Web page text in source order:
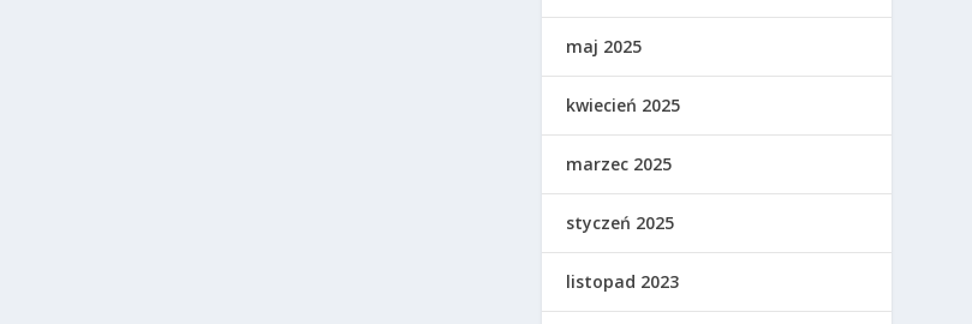
maj 2025
kwiecień 2025
marzec 2025
styczeń 2025
listopad 2023